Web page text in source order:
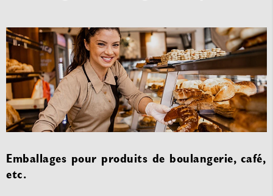
Emballages pour produits de boulangerie, café,
etc.